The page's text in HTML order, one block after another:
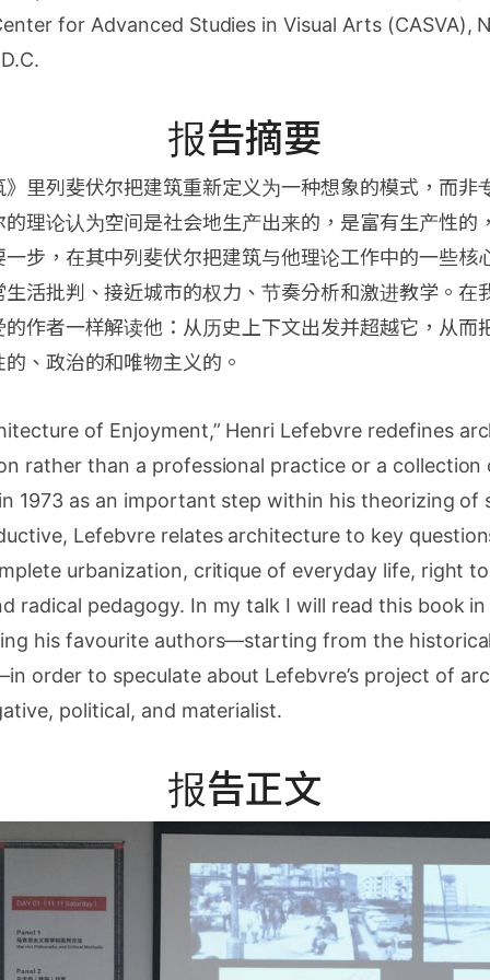
for Advanced Studies in Visual Arts (CASVA),
报告摘要
里列斐伏尔把建筑重新定义为一种想象的模式，而非
理论认为空间是社会地生产出来的，是富有生产性的
步，在其中列斐伏尔把建筑与他理论工作中的一些核
活批判、接近城市的权力、节奏分析和激进教学。在
作者一样解读他：从历史上下文出发并超越它，从而
、政治的和唯物主义的。
of Enjoyment,” Henri Lefebvre redefines
rather than a professional practice or a collection
1973 as an important step within his theorizing of
Lefebvre relates architecture to key
urbanization, critique of everyday life, right
radical pedagogy. In my talk I will read this book
his favourite authors—starting from the
order to speculate about Lefebvre’s project of
political, and materialist.
报告正文